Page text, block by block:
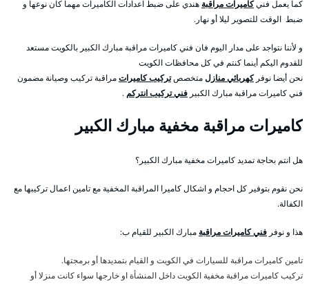
كما يعمل فنيكاميرات مراقبة هندي على ضبط اعدادات الكاميرات مهما كان نوعها و
ضبط الوقت للتصوير ليلا أو نهار.
و لأننا نتواجد على مدار اليوم فان فني كاميرات مراقبة مبارك الكبير بالكويت مستعد
للقدوم اليكم أينما كنتم في كل محافظات الكويت
نحن أيضا نوفركهربائي منازلمتخصصتركيب كاميراتمراقبة تركيب وصيانة مضمون
فني كاميرات مراقبة مبارك الكبير فني تركيب انتركم .
كاميرات مراقبة مخفية مبارك الكبير
هل انتم بحاجة تمديد كاميرات مخفية مبارك الكبير؟
نحن نقوم بتوفير كل احجام و اشكال كاميرا المراقبة المخفية مع تامين اعمال تركيبها مع
الكفالة.
هذا و نوفر فني كاميرات مراقبة مبارك الكبير للقيام ب:
تامين كاميرات مراقبة للسيارات في الكويت و القيام بتمديدها أو برمجتها.
تركيب كاميرات مراقبة مخفية الكويت داخل المنشأة او خارجها سواء كانت منزلا أو